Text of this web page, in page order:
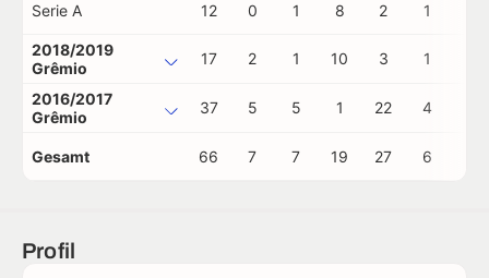
Serie A 12 0 1 8 2 1
2018/2019
Grêmio
17 2 1 10 3 1
2016/2017
Grêmio
37 5 5 1 22 4
Gesamt 66 7 7 19 27 6
Profil